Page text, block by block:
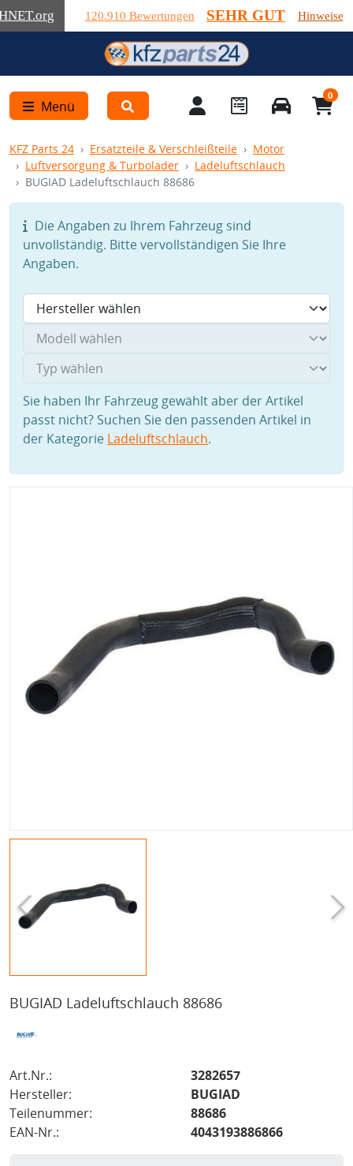
.org 120.910 Bewertungen SEHR GUT Hinweise
Menü
0
KFZ Parts 24 Ersatzteile & Verschleißteile
Motor
Luftversorgung & Turbolader
Ladeluftschlauch
BUGIAD Ladeluftschlauch 88686
Die Angaben zu Ihrem Fahrzeug sind
unvollständig. Bitte vervollständigen Sie Ihre
Angaben.
Sie haben Ihr Fahrzeug gewählt aber der Artikel
passt nicht? Suchen Sie den passenden Artikel in
der Kategorie Ladeluftschlauch.
BUGIAD Ladeluftschlauch 88686
Art.Nr.:
3282657
Hersteller:
BUGIAD
Teilenummer:
88686
EAN-Nr.:
4043193886866